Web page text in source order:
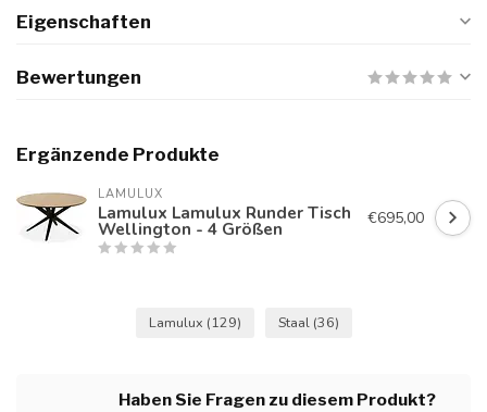
Eigenschaften
Bewertungen
Ergänzende Produkte
LAMULUX
Lamulux Lamulux Runder Tisch
Wellington - 4 Größen €695,00
Lamulux (129) Staal (36)
Haben Sie Fragen zu diesem Produkt?